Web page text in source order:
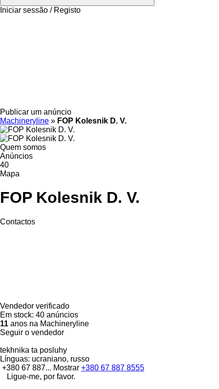
Iniciar sessão / Registo
Publicar um anúncio
Machineryline » FOP Kolesnik D. V.
Quem somos
Anúncios
40
Mapa
FOP Kolesnik D. V.
Contactos
Vendedor verificado
Em stock: 40 anúncios
11 anos na Machineryline
Seguir o vendedor
tekhnika ta posluhy
Línguas: ucraniano, russo
+380 67 887... Mostrar +380 67 887 8555
Ligue-me, por favor.